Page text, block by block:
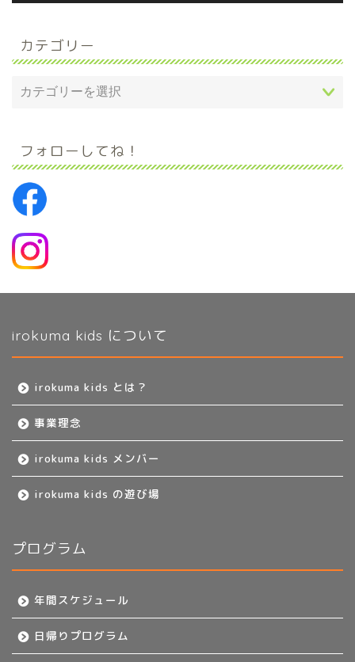
カテゴリー
フォローしてね！
irokuma kids について
irokuma kids とは？
事業理念
irokuma kids メンバー
irokuma kids の遊び場
プログラム
年間スケジュール
日帰りプログラム